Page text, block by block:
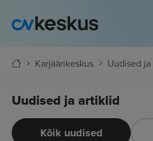
Karjäärikeskus Uudised
Uudised ja artiklid
Kõik uudised